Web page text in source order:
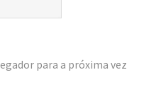
para a próxima vez